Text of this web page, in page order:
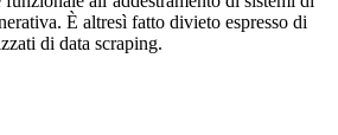
È altresì fatto divieto espresso di
di data scraping.